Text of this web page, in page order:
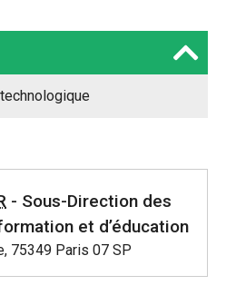
- Sous-Direction des
et d’éducation
75349 Paris 07 SP